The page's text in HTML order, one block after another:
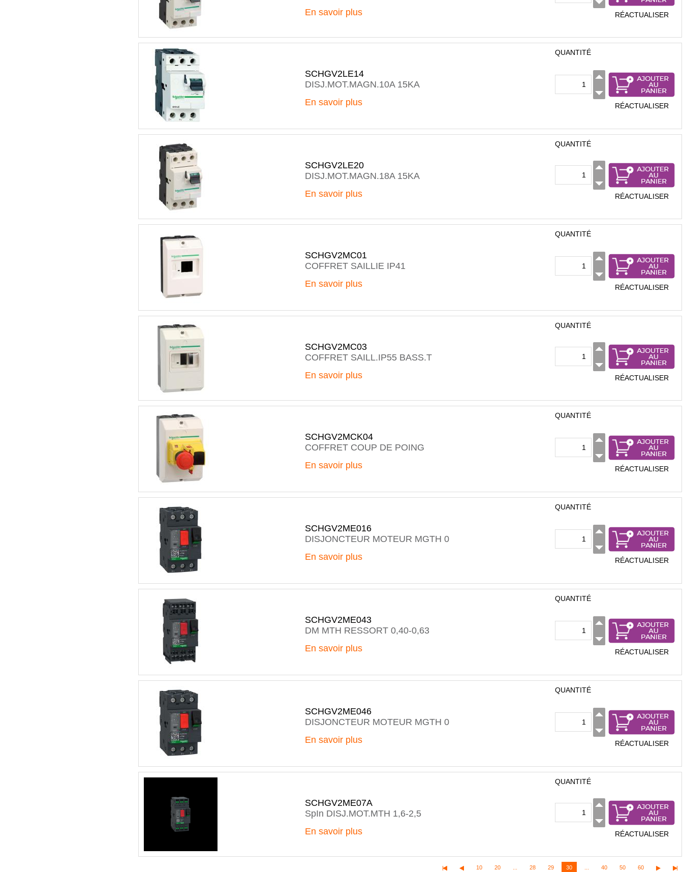
En savoir plus
RÉACTUALISER
SCHGV2LE14
DISJ.MOT.MAGN.10A 15KA
En savoir plus
QUANTITÉ
RÉACTUALISER
SCHGV2LE20
DISJ.MOT.MAGN.18A 15KA
En savoir plus
QUANTITÉ
RÉACTUALISER
SCHGV2MC01
COFFRET SAILLIE IP41
En savoir plus
QUANTITÉ
RÉACTUALISER
SCHGV2MC03
COFFRET SAILL.IP55 BASS.T
En savoir plus
QUANTITÉ
RÉACTUALISER
SCHGV2MCK04
COFFRET COUP DE POING
En savoir plus
QUANTITÉ
RÉACTUALISER
SCHGV2ME016
DISJONCTEUR MOTEUR MGTH 0
En savoir plus
QUANTITÉ
RÉACTUALISER
SCHGV2ME043
DM MTH RESSORT 0,40-0,63
En savoir plus
QUANTITÉ
RÉACTUALISER
SCHGV2ME046
DISJONCTEUR MOTEUR MGTH 0
En savoir plus
QUANTITÉ
RÉACTUALISER
SCHGV2ME07A
SpIn DISJ.MOT.MTH 1,6-2,5
En savoir plus
QUANTITÉ
RÉACTUALISER
10 20 28 29 30 40 50 60